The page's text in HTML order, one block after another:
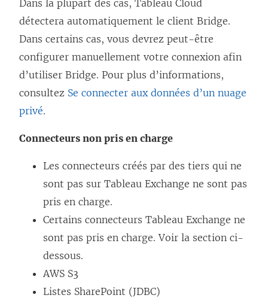
v
e
l
l
e
ê
t
e
)
e
d
a
n
s
e
n
o
u
v
e
e
Dans la plupart des cas, Tableau Cloud
détectera automatiquement le client Bridge.
Dans certains cas, vous devrez peut-être
configurer manuellement votre connexion afin
d’utiliser Bridge. Pour plus d’informations,
consultez Se connecter aux données d’un nuage
privé.
Connecteurs non pris en charge
Les connecteurs créés par des tiers qui ne
sont pas sur Tableau Exchange ne sont pas
pris en charge.
Certains connecteurs Tableau Exchange ne
sont pas pris en charge. Voir la section ci-
dessous.
AWS S3
Listes SharePoint (JDBC)